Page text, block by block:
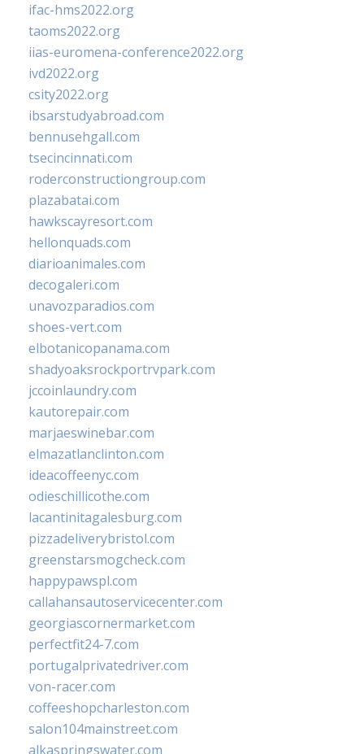
ifac-hms2022.org
taoms2022.org
iias-euromena-conference2022.org
ivd2022.org
csity2022.org
ibsarstudyabroad.com
bennusehgall.com
tsecincinnati.com
roderconstructiongroup.com
plazabatai.com
hawkscayresort.com
hellonquads.com
diarioanimales.com
decogaleri.com
unavozparadios.com
shoes-vert.com
elbotanicopanama.com
shadyoaksrockportrvpark.com
jccoinlaundry.com
kautorepair.com
marjaeswinebar.com
elmazatlanclinton.com
ideacoffeenyc.com
odieschillicothe.com
lacantinitagalesburg.com
pizzadeliverybristol.com
greenstarsmogcheck.com
happypawspl.com
callahansautoservicecenter.com
georgiascornermarket.com
perfectfit24-7.com
portugalprivatedriver.com
von-racer.com
coffeeshopcharleston.com
salon104mainstreet.com
alkaspringswater.com